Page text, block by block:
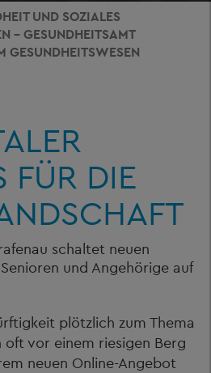
UND SOZIALES
- GESUNDHEITSAMT
GESUNDHEITSWESEN
FÜR DIE
schaltet neuen
und Angehörige auf
plötzlich zum Thema
vor einem riesigen Berg
neuen Online-Angebot